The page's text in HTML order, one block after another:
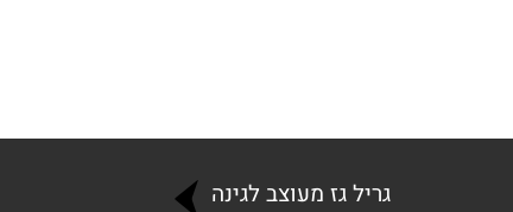
גריל גז מעוצב לגינה